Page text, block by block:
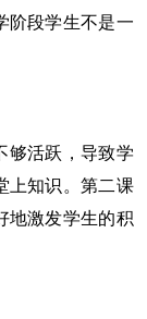
阶段学生不是一
够活跃，导致学
上知识。第二课
地激发学生的积